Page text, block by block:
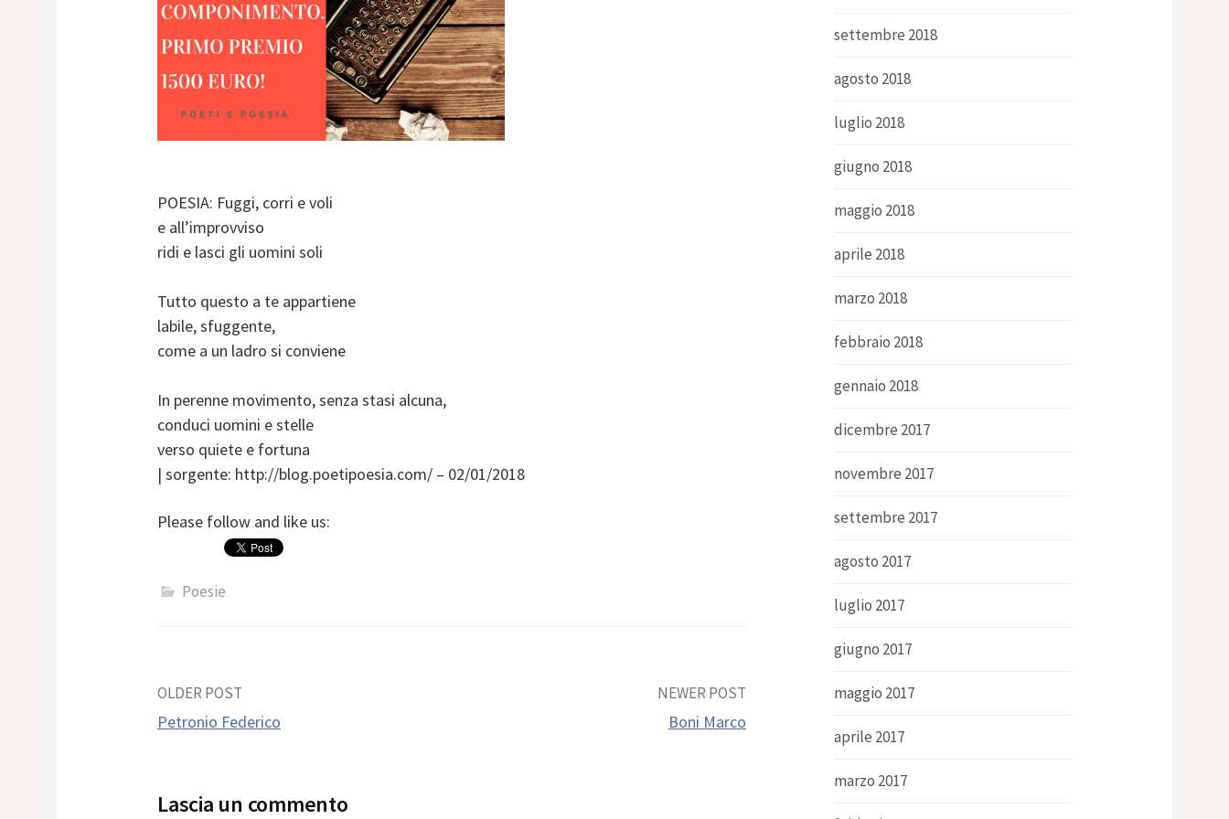
POESIA: Fuggi, corri e voli
e all’improvviso
ridi e lasci gli uomini soli
Tutto questo a te appartiene
labile, sfuggente,
come a un ladro si conviene
In perenne movimento, senza stasi alcuna,
conduci uomini e stelle
verso quiete e fortuna
| sorgente: http://blog.poetipoesia.com/ – 02/01/2018
Please follow and like us:
Poesie
Post
OLDER POST
Petronio Federico
NEWER POST
Boni Marco
Lascia un commento
settembre 2018
agosto 2018
luglio 2018
giugno 2018
maggio 2018
aprile 2018
marzo 2018
febbraio 2018
gennaio 2018
dicembre 2017
novembre 2017
settembre 2017
agosto 2017
luglio 2017
giugno 2017
maggio 2017
aprile 2017
marzo 2017